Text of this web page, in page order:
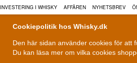
Cookiepolitik hos Whisky.dk
Den här sidan använder cookies för att
Du kan läsa mer om vilka cookies
INVESTERING I WHISKY AFFÄREN NYHETSBREV